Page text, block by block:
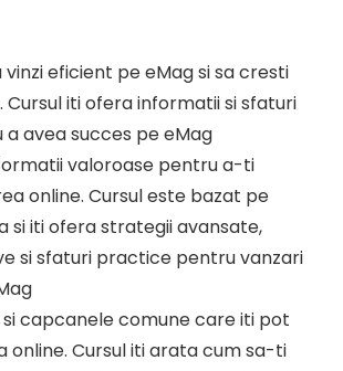
eficient pe eMag si sa cresti
Cursul iti ofera informatii si sfaturi
avea succes pe eMag
valoroase pentru a-ti
online. Cursul este bazat pe
si iti ofera strategii avansate,
si sfaturi practice pentru vanzari
si capcanele comune care iti pot
Cursul iti arata cum sa-ti